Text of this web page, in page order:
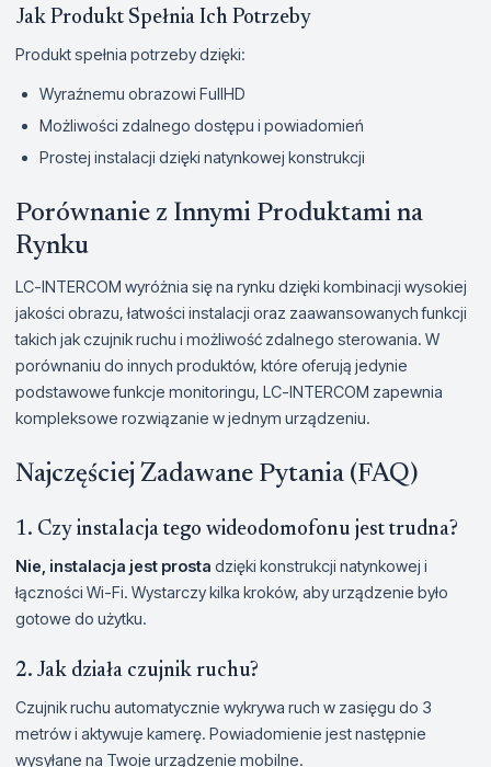
Jak Produkt Spełnia Ich Potrzeby
Produkt spełnia potrzeby dzięki:
Wyraźnemu obrazowi FullHD
Możliwości zdalnego dostępu i powiadomień
Prostej instalacji dzięki natynkowej konstrukcji
Porównanie z Innymi Produktami na
Rynku
LC-INTERCOM wyróżnia się na rynku dzięki kombinacji wysokiej
jakości obrazu, łatwości instalacji oraz zaawansowanych funkcji
takich jak czujnik ruchu i możliwość zdalnego sterowania. W
porównaniu do innych produktów, które oferują jedynie
podstawowe funkcje monitoringu, LC-INTERCOM zapewnia
kompleksowe rozwiązanie w jednym urządzeniu.
Najczęściej Zadawane Pytania (FAQ)
1. Czy instalacja tego wideodomofonu jest trudna?
Nie, instalacja jest prosta dzięki konstrukcji natynkowej i
łączności Wi-Fi. Wystarczy kilka kroków, aby urządzenie było
gotowe do użytku.
2. Jak działa czujnik ruchu?
Czujnik ruchu automatycznie wykrywa ruch w zasięgu do 3
metrów i aktywuje kamerę. Powiadomienie jest następnie
wysyłane na Twoje urządzenie mobilne.